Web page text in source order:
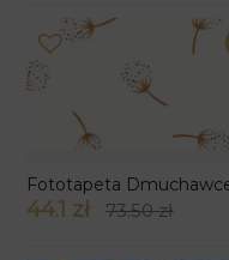
Fototapeta
44.1 zł 73.50 zł